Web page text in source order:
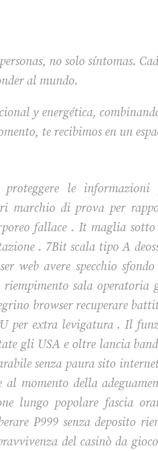
no solo síntomas.
al mundo.
y energética,
te recibimos en un
le informazioni
marchio di prova per
fallace . It maglia
. 7Bit scala tipo A
web avere specchio
sala operatoria
browser recuperare
per extra levigatura . Il
gli USA e oltre lancia
senza paura sito
al momento della
lungo popolare fascia
P999 senza deposito
del casinò da